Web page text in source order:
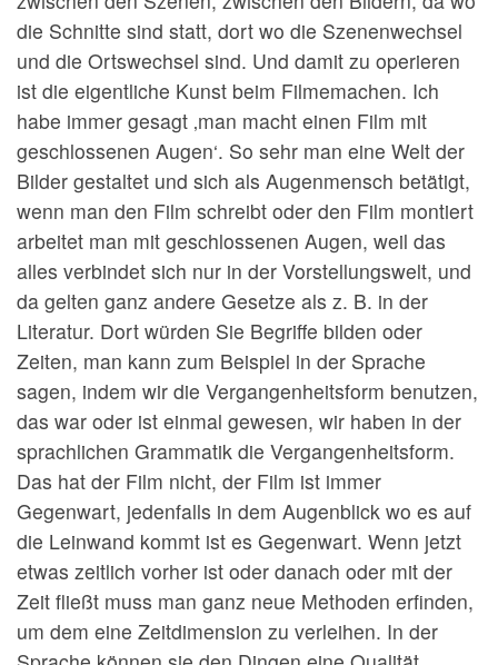
die Schnitte sind statt, dort wo die Szenenwechsel
und die Ortswechsel sind. Und damit zu operieren
ist die eigentliche Kunst beim Filmemachen. Ich
habe immer gesagt ‚man macht einen Film mit
geschlossenen Augen‘. So sehr man eine Welt der
Bilder gestaltet und sich als Augenmensch betätigt,
wenn man den Film schreibt oder den Film montiert
arbeitet man mit geschlossenen Augen, weil das
alles verbindet sich nur in der Vorstellungswelt, und
da gelten ganz andere Gesetze als z. B. in der
Literatur. Dort würden Sie Begriffe bilden oder
Zeiten, man kann zum Beispiel in der Sprache
sagen, indem wir die Vergangenheitsform benutzen,
das war oder ist einmal gewesen, wir haben in der
sprachlichen Grammatik die Vergangenheitsform.
Das hat der Film nicht, der Film ist immer
Gegenwart, jedenfalls in dem Augenblick wo es auf
die Leinwand kommt ist es Gegenwart. Wenn jetzt
etwas zeitlich vorher ist oder danach oder mit der
Zeit fließt muss man ganz neue Methoden erfinden,
um dem eine Zeitdimension zu verleihen. In der